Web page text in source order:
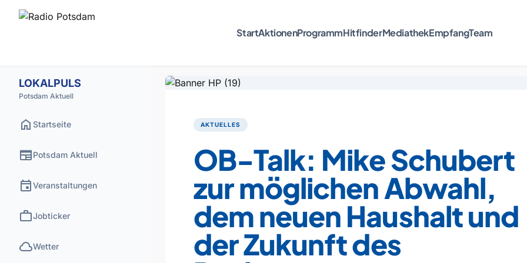
StartAktionenProgrammHitfinderMediathekEmpfangTeam
LOKALPULS
Potsdam Aktuell
home Startseite
newspaperPotsdam Aktuell
eventVeranstaltungen
workJobticker
cloudWetter
AKTUELLES
OB-Talk: Mike Schubert
zur möglichen Abwahl,
dem neuen Haushalt und
der Zukunft des